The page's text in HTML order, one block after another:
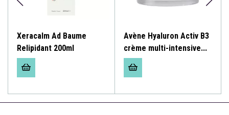
Xeracalm Ad Baume
Relipidant 200ml
Avène Hyaluron Activ B3
crème multi-intensive...